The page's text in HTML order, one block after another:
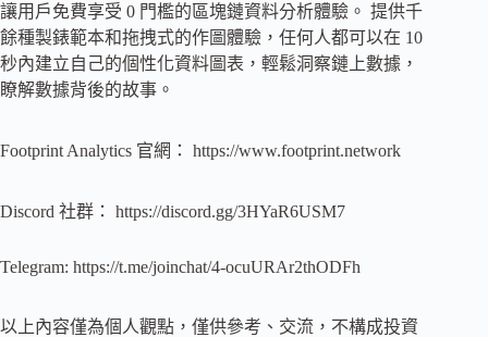
讓用戶免費享受 0 門檻的區塊鏈資料分析體驗。 提供千
餘種製錶範本和拖拽式的作圖體驗，任何人都可以在 10
秒內建立自己的個性化資料圖表，輕鬆洞察鏈上數據，
瞭解數據背後的故事。
Footprint Analytics 官網： https://www.footprint.network
Discord 社群： https://discord.gg/3HYaR6USM7
Telegram: https://t.me/joinchat/4-ocuURAr2thODFh
以上內容僅為個人觀點，僅供參考、交流，不構成投資